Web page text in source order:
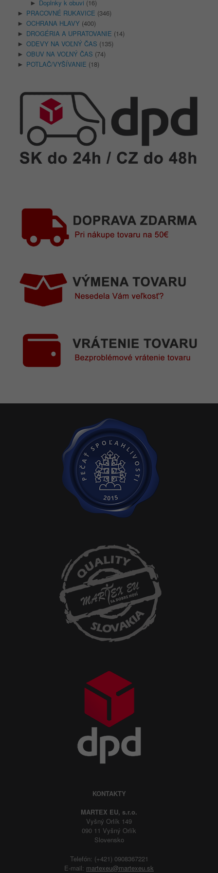
► Doplnky k obuvi (16)
► PRACOVNÉ RUKAVICE (346)
► OCHRANA HLAVY (400)
► DROGÉRIA A UPRATOVANIE (14)
► ODEVY NA VOĽNÝ ČAS (135)
► OBUV NA VOĽNÝ ČAS (74)
► POTLAČ/VYŠÍVANIE (18)
KONTAKTY
MARTEX EU, s.r.o.
Vyšný Orlík 149
090 11 Vyšný Orlík
Slovensko
Telefón: (+421) 0908367221
E-mail: martexeu@martexeu.sk